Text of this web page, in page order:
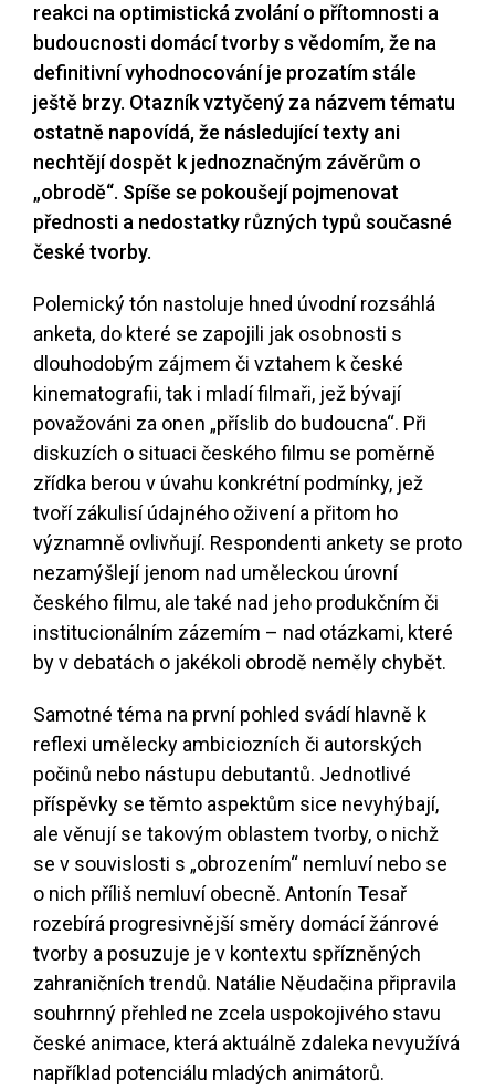
reakci na optimistická zvolání o přítomnosti a
budoucnosti domácí tvorby s vědomím, že na
definitivní vyhodnocování je prozatím stále
ještě brzy. Otazník vztyčený za názvem tématu
ostatně napovídá, že následující texty ani
nechtějí dospět k jednoznačným závěrům o
„obrodě“. Spíše se pokoušejí pojmenovat
přednosti a nedostatky různých typů současné
české tvorby.
Polemický tón nastoluje hned úvodní rozsáhlá
anketa, do které se zapojili jak osobnosti s
dlouhodobým zájmem či vztahem k české
kinematografii, tak i mladí filmaři, jež bývají
považováni za onen „příslib do budoucna“. Při
diskuzích o situaci českého filmu se poměrně
zřídka berou v úvahu konkrétní podmínky, jež
tvoří zákulisí údajného oživení a přitom ho
významně ovlivňují. Respondenti ankety se proto
nezamýšlejí jenom nad uměleckou úrovní
českého filmu, ale také nad jeho produkčním či
institucionálním zázemím – nad otázkami, které
by v debatách o jakékoli obrodě neměly chybět.
Samotné téma na první pohled svádí hlavně k
reflexi umělecky ambiciozních či autorských
počinů nebo nástupu debutantů. Jednotlivé
příspěvky se těmto aspektům sice nevyhýbají,
ale věnují se takovým oblastem tvorby, o nichž
se v souvislosti s „obrozením“ nemluví nebo se
o nich příliš nemluví obecně. Antonín Tesař
rozebírá progresivnější směry domácí žánrové
tvorby a posuzuje je v kontextu spřízněných
zahraničních trendů. Natálie Něudačina připravila
souhrnný přehled ne zcela uspokojivého stavu
české animace, která aktuálně zdaleka nevyužívá
například potenciálu mladých animátorů.